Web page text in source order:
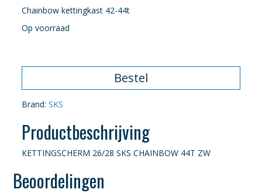
Chainbow kettingkast 42-44t
Op voorraad
Bestel
Brand:SKS
Productbeschrijving
KETTINGSCHERM 26/28 SKS CHAINBOW 44T ZW
Beoordelingen